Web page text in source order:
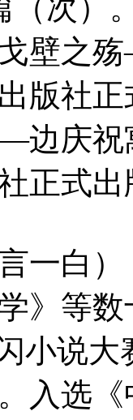
（次）
壁之
版社
庆祝
正式出
白）
》等
小说
入选